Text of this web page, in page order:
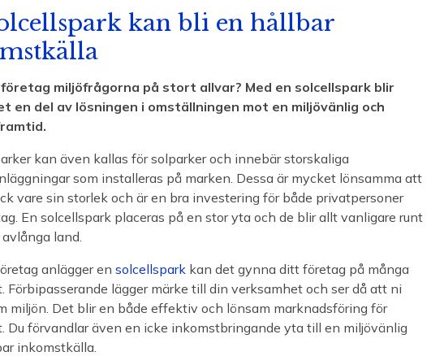
kan bli en hållbar
miljöfrågorna på stort allvar? Med en solcellspark blir
en del av lösningen i omställningen mot en miljövänlig och
kan även kallas för solparker och innebär storskaliga
som installeras på marken. Dessa är mycket lönsamma att
vare sin storlek och är en bra investering för både privatpersoner
En solcellspark placeras på en stor yta och de blir allt vanligare runt
land.
anlägger en solcellspark kan det gynna ditt företag på många
Förbipasserande lägger märke till din verksamhet och ser då att ni
miljön. Det blir en både effektiv och lönsam marknadsföring för
Du förvandlar även en icke inkomstbringande yta till en miljövänlig
inkomstkälla.